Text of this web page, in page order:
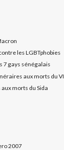
les LGBTphobies
7 gays sénégalais
aux morts du VI
morts du Sida
2007